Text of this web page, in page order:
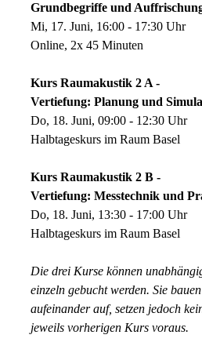
Grundbegriffe und
Mi, 17. Juni, 16:00 - 17:30
Online, 2x 45 Minuten
Kurs Raumakustik 2 A -
Vertiefung: Planung und
Do, 18. Juni, 09:00 - 12:30
Halbtageskurs im Raum Basel
Kurs Raumakustik 2 B -
Vertiefung: Messtechnik und
Do, 18. Juni, 13:30 - 17:00 Uhr
Halbtageskurs im Raum Basel
Die drei Kurse können
einzeln gebucht werden. Sie
aufeinander auf, setzen jedoch
jeweils vorherigen Kurs voraus.